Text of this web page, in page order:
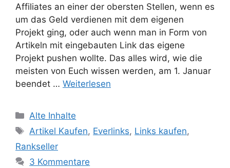
Affiliates an einer der obersten Stellen, wenn es
um das Geld verdienen mit dem eigenen
Projekt ging, oder auch wenn man in Form von
Artikeln mit eingebauten Link das eigene
Projekt pushen wollte. Das alles wird, wie die
meisten von Euch wissen werden, am 1. Januar
beendet … Weiterlesen
Kategorien
Alte Inhalte
Schlagwörter
Artikel Kaufen, Everlinks, Links kaufen,
Rankseller
3 Kommentare